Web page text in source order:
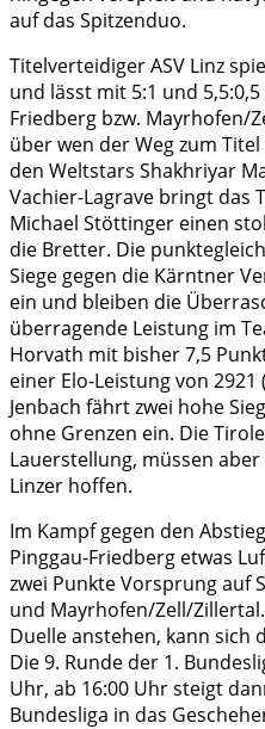
auf das Spitzenduo.
Titelverteidiger ASV Linz
und lässt mit 5:1 und
Friedberg bzw. Mayrhofen/
über wen der Weg zum
den Weltstars Shakhriyar
Vachier-Lagrave bringt das
Michael Stöttinger einen
die Bretter. Die
Siege gegen die Kärntner
ein und bleiben die
überragende Leistung im
Horvath mit bisher 7,5
einer Elo-Leistung von
Jenbach fährt zwei hohe
ohne Grenzen ein. Die
Lauerstellung, müssen
Linzer hoffen.
Im Kampf gegen den
Pinggau-Friedberg etwas
zwei Punkte Vorsprung auf
und Mayrhofen/Zell/
Duelle anstehen, kann sich
Die 9. Runde der 1.
Uhr, ab 16:00 Uhr steigt
Bundesliga in das